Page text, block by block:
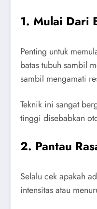
1. Mulai Dari
Penting untuk
batas tubuh sambil
sambil mengamati
Teknik ini sangat
tinggi disebabkan
2. Pantau
Selalu cek apakah
intensitas atau